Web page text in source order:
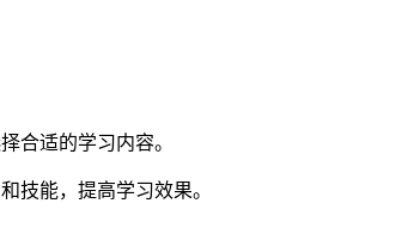
合适的学习内容。
技能，提高学习效果。